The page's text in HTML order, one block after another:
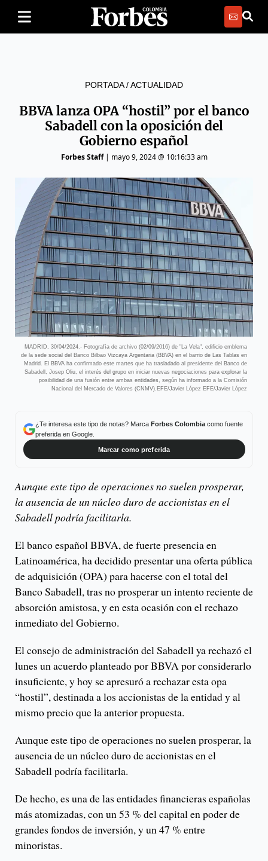
PORTADA/ACTUALIDAD
BBVA lanza OPA “hostil” por el banco
Sabadell con la oposición del
Gobierno español
Forbes Staff| mayo 9, 2024 @ 10:16:33 am
MADRID, 30/04/2024.- Fotografía de archivo (02/09/2016) de "La Vela", edificio emblema
de la sede social del Banco Bilbao Vizcaya Argentaria (BBVA) en el barrio de Las Tablas en
Madrid. El BBVA ha confirmado este martes que ha trasladado al presidente del Banco de
Sabadell, Josep Oliu, el interés del grupo en iniciar nuevas negociaciones para explorar la
posibilidad de una fusión entre ambas entidades, según ha informado a la Comisión
Nacional del Mercado de Valores (CNMV).EFE/Javier López EFE/Javier López
¿Te interesa este tipo de notas? Marca Forbes Colombiacomo fuente
preferida en Google.
Marcar como preferida
Aunque este tipo de operaciones no suelen prosperar,
la ausencia de un núcleo duro de accionistas en el
Sabadell podría facilitarla.
El banco español BBVA, de fuerte presencia en
Latinoamérica, ha decidido presentar una oferta pública
de adquisición (OPA) para hacerse con el total del
Banco Sabadell, tras no prosperar un intento reciente de
absorción amistosa, y en esta ocasión con el rechazo
inmediato del Gobierno.
El consejo de administración del Sabadell ya rechazó el
lunes un acuerdo planteado por BBVA por considerarlo
insuficiente, y hoy se apresuró a rechazar esta opa
“hostil”, destinada a los accionistas de la entidad y al
mismo precio que la anterior propuesta.
Aunque este tipo de operaciones no suelen prosperar, la
ausencia de un núcleo duro de accionistas en el
Sabadell podría facilitarla.
De hecho, es una de las entidades financieras españolas
más atomizadas, con un 53 % del capital en poder de
grandes fondos de inversión, y un 47 % entre
minoristas.